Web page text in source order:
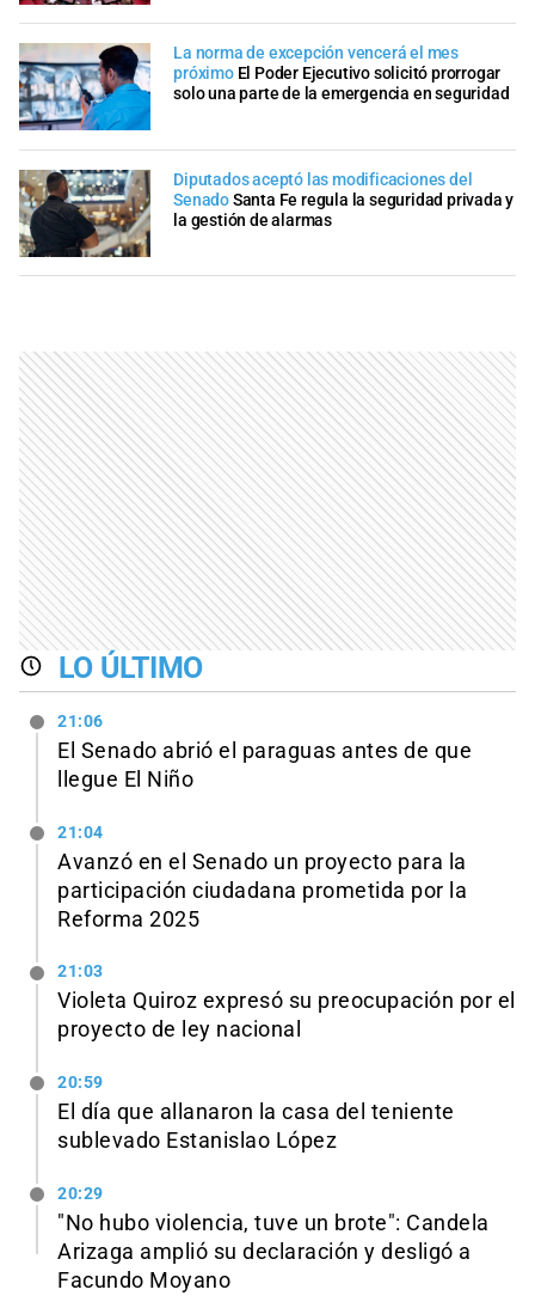
La norma de excepción vencerá el mes
próximo El Poder Ejecutivo solicitó prorrogar
solo una parte de la emergencia en seguridad
Diputados aceptó las modificaciones del
SenadoSanta Fe regula la seguridad privada y
la gestión de alarmas
LO ÚLTIMO
21:06
El Senado abrió el paraguas antes de que
llegue El Niño
21:04
Avanzó en el Senado un proyecto para la
participación ciudadana prometida por la
Reforma 2025
21:03
Violeta Quiroz expresó su preocupación por el
proyecto de ley nacional
20:59
El día que allanaron la casa del teniente
sublevado Estanislao López
20:29
"No hubo violencia, tuve un brote": Candela
Arizaga amplió su declaración y desligó a
Facundo Moyano